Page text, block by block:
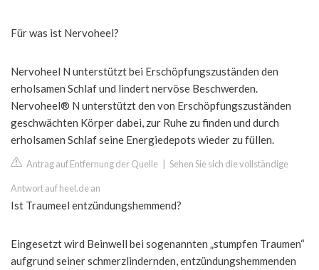
Für was ist Nervoheel?
Nervoheel N unterstützt bei Erschöpfungszuständen den
erholsamen Schlaf und lindert nervöse Beschwerden.
Nervoheel® N unterstützt den von Erschöpfungszuständen
geschwächten Körper dabei, zur Ruhe zu finden und durch
erholsamen Schlaf seine Energiedepots wieder zu füllen.
Antrag auf Entfernung der Quelle Sehen Sie sich die vollständige
Antwort auf heel.de an
Ist Traumeel entzündungshemmend?
Eingesetzt wird Beinwell bei sogenannten „stumpfen Traumen“
aufgrund seiner schmerzlindernden, entzündungshemmenden